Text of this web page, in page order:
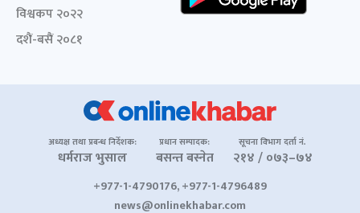
विश्वकप २०२२
दशैं-बसैं २०८१
अध्यक्ष तथा प्रबन्ध निर्देशक:
धर्मराज भुसाल
प्रधान सम्पादक:
बसन्त बस्नेत
सूचना विभाग दर्ता नं.
२१४ / ०७३–७४
+977-1-4790176, +977-1-4796489
news@onlinekhabar.com